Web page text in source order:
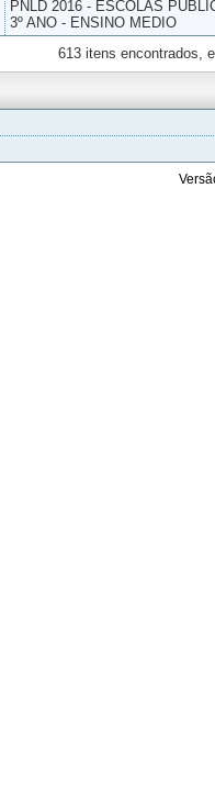
PNLD 2016 - ESCOLAS
3º ANO - ENSINO MEDIO
613 itens encontrados,